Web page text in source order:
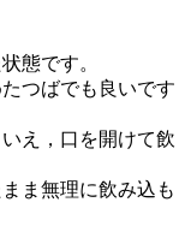
態です。
つばでも良いです
え，口を開けて飲
ま無理に飲み込も